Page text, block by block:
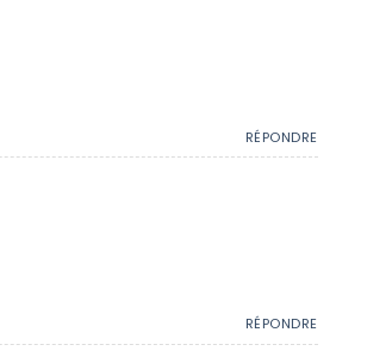
RÉPONDRE
RÉPONDRE